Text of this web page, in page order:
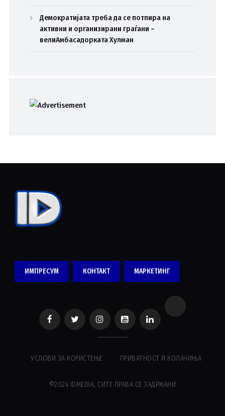
Демократијата треба да се потпира на
активни и организирани граѓани –
велиАмбасадорката Хулман
ИМПРЕСУМ КОНТАКТ МАРКЕТИНГ
УСЛОВИ ЗА КОРИСТЕЊЕ ПРИВАТНОСТ И КОЛАЧИЊА
©2024 IDMEDIA, СИТЕ ПРАВА СЕ ЗАДРЖАНИ